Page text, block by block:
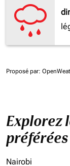
Proposé par:
Explorez
Nairobi